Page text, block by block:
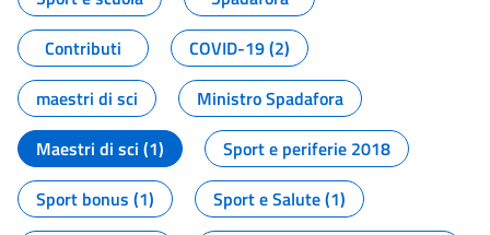
Contributi
COVID-19 (2)
maestri di sci
Ministro Spadafora
Maestri di sci (1)
Sport e periferie 2018
Sport bonus (1)
Sport e Salute (1)